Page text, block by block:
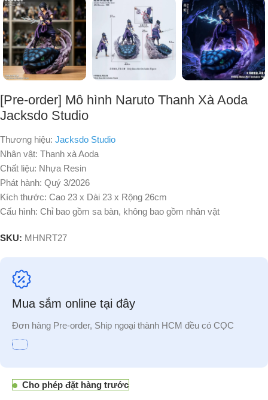
[Pre-order] Mô hình Naruto Thanh Xà Aoda
Jacksdo Studio
Thương hiệu: Jacksdo Studio
Nhân vật: Thanh xà Aoda
Chất liệu: Nhựa Resin
Phát hành: Quý 3/2026
Kích thước: Cao 23 x Dài 23 x Rộng 26cm
Cấu hình: Chỉ bao gồm sa bàn, không bao gồm nhân vật
SKU: MHNRT27
Mua sắm online tại đây
Đơn hàng Pre-order, Ship ngoại thành HCM đều có CỌC
Cho phép đặt hàng trước